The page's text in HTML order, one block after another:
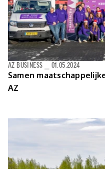
Samen
AZ
AZ BUSINESS 01.05.2024